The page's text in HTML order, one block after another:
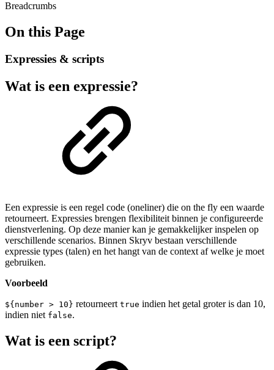
Breadcrumbs
On this Page
Expressies & scripts
Wat is een expressie?
Een expressie is een regel code (oneliner) die on the fly een waarde
retourneert. Expressies brengen flexibiliteit binnen je configureerde
dienstverlening. Op deze manier kan je gemakkelijker inspelen op
verschillende scenarios. Binnen Skryv bestaan verschillende
expressie types (talen) en het hangt van de context af welke je moet
gebruiken.
Voorbeeld
${number > 10} retourneert true indien het getal groter is dan 10,
indien niet false.
Wat is een script?